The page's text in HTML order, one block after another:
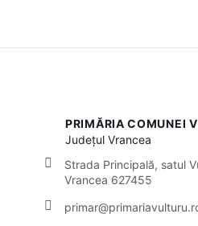
PRIMĂRIA COMUNEI
JudețulVrancea
Strada Principală, satul
Vrancea 627455